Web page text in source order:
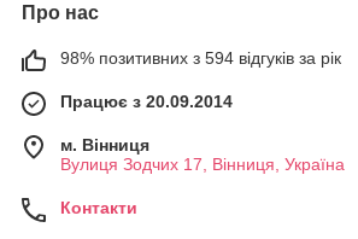
Про нас
98% позитивних з 594 відгуків за рік
Працює з 20.09.2014
м. Вінниця
Вулиця Зодчих 17, Вінниця, Україна
Контакти